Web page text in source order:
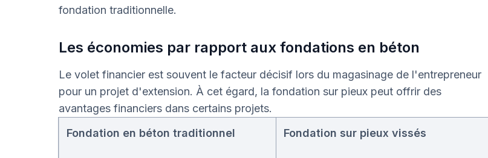
fondation traditionnelle.
Les économies par rapport aux fondations en béton
Le volet financier est souvent le facteur décisif lors du magasinage de l'entrepreneur
pour un projet d'extension. À cet égard, la fondation sur pieux peut offrir des
avantages financiers dans certains projets.
Fondation en béton traditionnel
Fondation sur pieux vissés